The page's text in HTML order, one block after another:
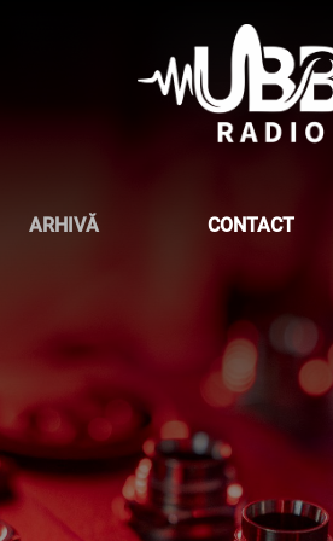
ARHIVĂ CONTACT